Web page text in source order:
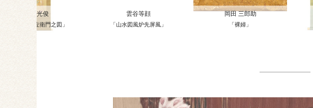
紺谷光俊
「於国と山左衛門之図」
雲谷等顔
「山水図風炉先屏風」
岡田 三郎助
「裸婦」